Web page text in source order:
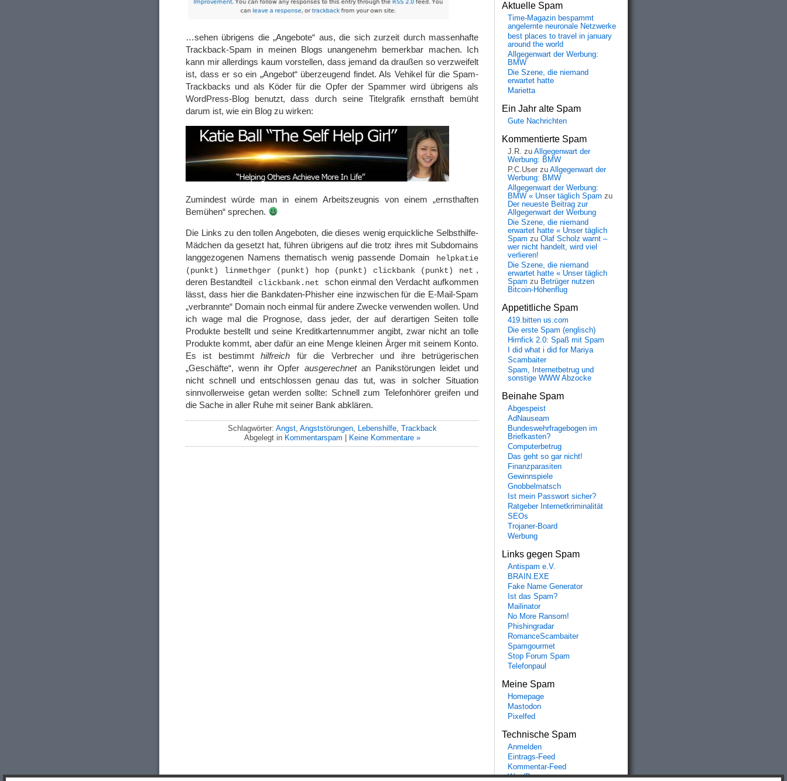
…sehen übrigens die „Angebote“ aus, die sich zurzeit durch massenhafte
Trackback-Spam in meinen Blogs unangenehm bemerkbar machen. Ich
kann mir allerdings kaum vorstellen, dass jemand da draußen so verzweifelt
ist, dass er so ein „Angebot“ überzeugend findet. Als Vehikel für die Spam-
Trackbacks und als Köder für die Opfer der Spammer wird übrigens als
WordPress-Blog benutzt, dass durch seine Titelgrafik ernsthaft bemüht
darum ist, wie ein Blog zu wirken:
Zumindest würde man in einem Arbeitszeugnis von einem „ernsthaften
Bemühen“ sprechen.
Die Links zu den tollen Angeboten, die dieses wenig erquickliche Selbsthilfe-
Mädchen da gesetzt hat, führen übrigens auf die trotz ihres mit Subdomains
langgezogenen Namens thematisch wenig passende Domain
helpkatie
(punkt) linmethger (punkt) hop (punkt) clickbank (punkt) net ,
deren Bestandteil
clickbank.net
schon einmal den Verdacht aufkommen
lässt, dass hier die Bankdaten-Phisher eine inzwischen für die E-Mail-Spam
„verbrannte“ Domain noch einmal für andere Zwecke verwenden wollen. Und
ich wage mal die Prognose, dass jeder, der auf derartigen Seiten tolle
Produkte bestellt und seine Kreditkartennummer angibt, zwar nicht an tolle
Produkte kommt, aber dafür an eine Menge kleinen Ärger mit seinem Konto.
Es ist bestimmthilfreich für die Verbrecher und ihre betrügerischen
„Geschäfte“, wenn ihr Opfer ausgerechnetan Panikstörungen leidet und
nicht schnell und entschlossen genau das tut, was in solcher Situation
sinnvollerweise getan werden sollte: Schnell zum Telefonhörer greifen und
die Sache in aller Ruhe mit seiner Bank abklären.
Schlagwörter: Angst, Angststörungen, Lebenshilfe, Trackback
Abgelegt in Kommentarspam | Keine Kommentare »
Aktuelle Spam
Time-Magazin bespammt
angelernte neuronale Netzwerke
best places to travel in january
around the world
Allgegenwart der Werbung:
BMW
Die Szene, die niemand
erwartet hatte
Marietta
Ein Jahr alte Spam
Gute Nachrichten
Kommentierte Spam
J.R. zu Allgegenwart der
Werbung: BMW
P.C.User zu Allgegenwart der
Werbung: BMW
Allgegenwart der Werbung:
BMW « Unser täglich Spam zu
Der neueste Beitrag zur
Allgegenwart der Werbung
Die Szene, die niemand
erwartet hatte « Unser täglich
Spam zu Olaf Scholz warnt –
wer nicht handelt, wird viel
verlieren!
Die Szene, die niemand
erwartet hatte « Unser täglich
Spam zu Betrüger nutzen
Bitcoin-Höhenflug
Appetitliche Spam
419.bitten us.com
Die erste Spam (englisch)
Hirnfick 2.0: Spaß mit Spam
I did what i did for Mariya
Scambaiter
Spam, Internetbetrug und
sonstige WWW Abzocke
Beinahe Spam
Abgespeist
AdNauseam
Bundeswehrfragebogen im
Briefkasten?
Computerbetrug
Das geht so gar nicht!
Finanzparasiten
Gewinnspiele
Gnobbelmatsch
Ist mein Passwort sicher?
Ratgeber Internetkriminalität
SEOs
Trojaner-Board
Werbung
Links gegen Spam
Antispam e.V.
BRAIN.EXE
Fake Name Generator
Ist das Spam?
Mailinator
No More Ransom!
Phishingradar
RomanceScambaiter
Spamgourmet
Stop Forum Spam
Telefonpaul
Meine Spam
Homepage
Mastodon
Pixelfed
Technische Spam
Anmelden
Eintrags-Feed
Kommentar-Feed
WordPress.org